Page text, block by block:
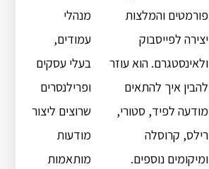
פורמטים והמלצות
יצירה לפייסבוק
ולאינסטגרם. הוא עוזר
להבין איך להתאים
מודעה לפיד, סטורי,
רילס, קרוסלה
ומיקומים נוספים.
מנהלי
עמודים,
בעלי עסקים
ופרילנסרים
שרוצים ליצור
מודעות
מותאמות